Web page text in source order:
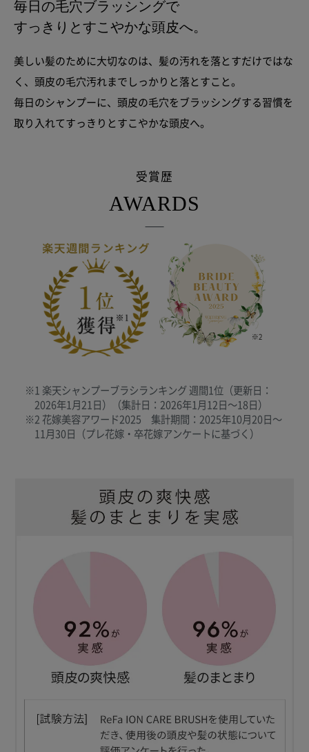
毎日の毛穴ブラッシングで
すっきりとすこやかな頭皮へ。
美しい髪のために大切なのは、髪の汚れを落とすだけではな
く、 頭皮の毛穴汚れまでしっかりと落とすこと。
毎日のシャンプーに、頭皮の毛穴をブラッシングする習慣を
取り入れてすっきりとすこやかな頭皮へ。
受賞歴
AWARDS
※1 楽天シャンプーブラシランキング 週間1位（更新日：
2026年1月21日）（集計日：2026年1月12日〜18日）
※2 花嫁美容アワード2025 集計期間：2025年10月20日〜
11月30日（プレ花嫁・卒花嫁アンケートに基づく）